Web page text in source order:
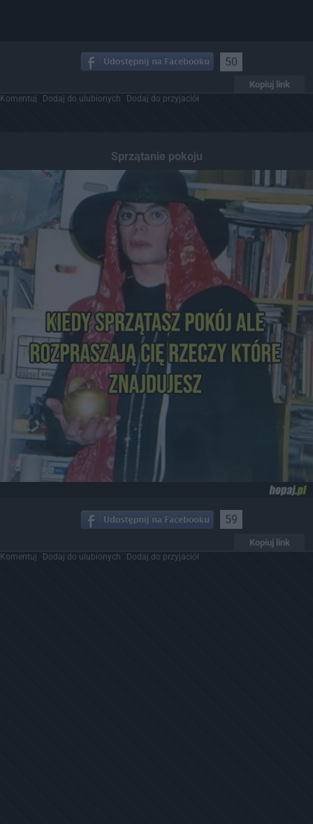
50
Kopiuj link
Komentuj Dodaj do ulubionych Dodaj do przyjaciół
Sprzątanie pokoju
59
Kopiuj link
Komentuj Dodaj do ulubionych Dodaj do przyjaciół